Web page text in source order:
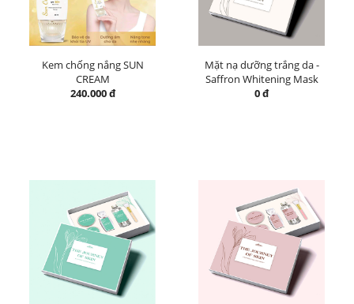
Kem chống nắng SUN
CREAM
240.000 đ
Mặt nạ dưỡng trắng da -
Saffron Whitening Mask
0 đ